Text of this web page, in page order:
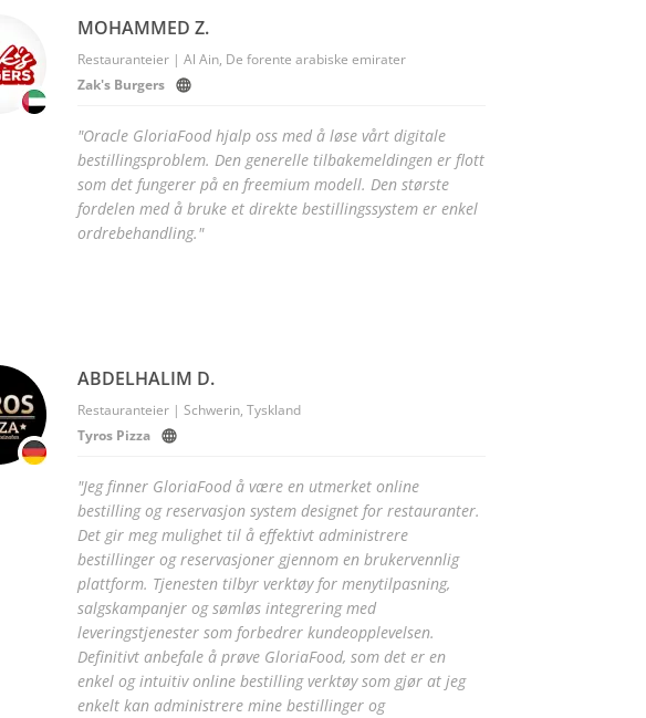
MOHAMMED Z.
Restauranteier | Al Ain, De forente arabiske emirater
Zak's Burgers
"Oracle GloriaFood hjalp oss med å løse vårt digitale
bestillingsproblem. Den generelle tilbakemeldingen er flott
som det fungerer på en freemium modell. Den største
fordelen med å bruke et direkte bestillingssystem er enkel
ordrebehandling."
ABDELHALIM D.
Restauranteier | Schwerin, Tyskland
Tyros Pizza
"Jeg finner GloriaFood å være en utmerket online
bestilling og reservasjon system designet for restauranter.
Det gir meg mulighet til å effektivt administrere
bestillinger og reservasjoner gjennom en brukervennlig
plattform. Tjenesten tilbyr verktøy for menytilpasning,
salgskampanjer og sømløs integrering med
leveringstjenester som forbedrer kundeopplevelsen.
Definitivt anbefale å prøve GloriaFood, som det er en
enkel og intuitiv online bestilling verktøy som gjør at jeg
enkelt kan administrere mine bestillinger og